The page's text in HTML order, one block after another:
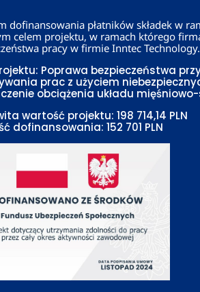
dofinansowania płatników składek w
celem projektu, w ramach którego
pracy w firmie Inntec Technology.
Poprawa bezpieczeństwa
prac z użyciem
obciążenia układu
wartość projektu: 198 714,14 PLN
dofinansowania: 152 701 PLN